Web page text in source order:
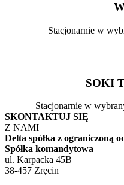
Stacjonarnie w
SOKI
Stacjonarnie w
SKONTAKTUJ SIĘ
Z NAMI
Delta spółka z ograniczoną
Spółka komandytowa
ul. Karpacka 45B
38-457 Zręcin